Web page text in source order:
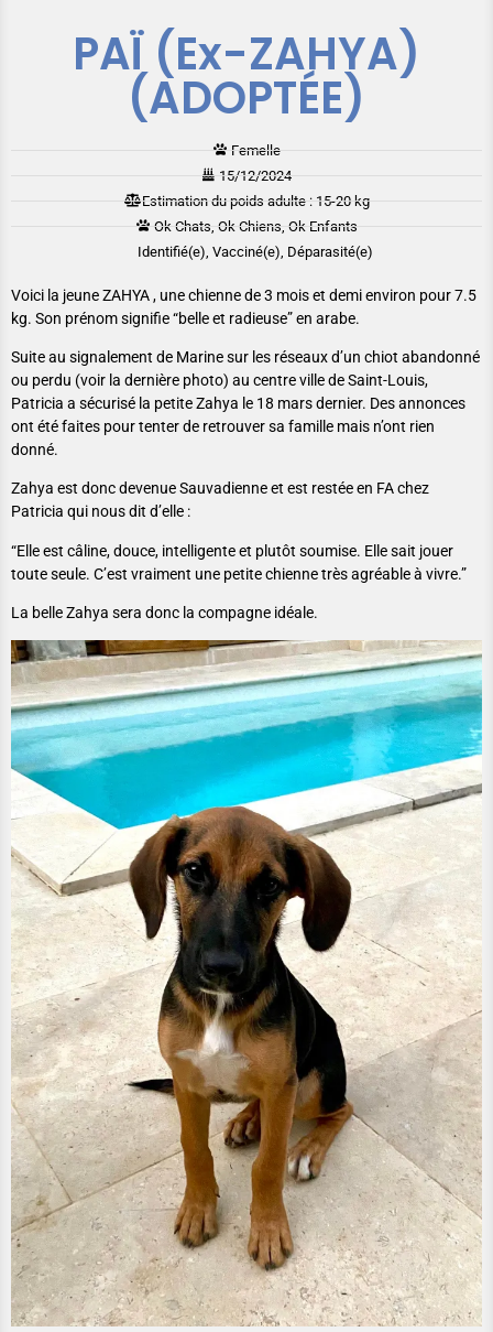
PAÏ (Ex-ZAHYA)
(ADOPTÉE)
Femelle
15/12/2024
Estimation du poids adulte : 15-20 kg
Ok Chats, Ok Chiens, Ok Enfants
Identifié(e), Vacciné(e), Déparasité(e)
Voici la jeune ZAHYA , une chienne de 3 mois et demi environ pour 7.5
kg. Son prénom signifie “belle et radieuse” en arabe.
Suite au signalement de Marine sur les réseaux d’un chiot abandonné
ou perdu (voir la dernière photo) au centre ville de Saint-Louis,
Patricia a sécurisé la petite Zahya le 18 mars dernier. Des annonces
ont été faites pour tenter de retrouver sa famille mais n’ont rien
donné.
Zahya est donc devenue Sauvadienne et est restée en FA chez
Patricia qui nous dit d’elle :
“Elle est câline, douce, intelligente et plutôt soumise. Elle sait jouer
toute seule. C’est vraiment une petite chienne très agréable à vivre.”
La belle Zahya sera donc la compagne idéale.